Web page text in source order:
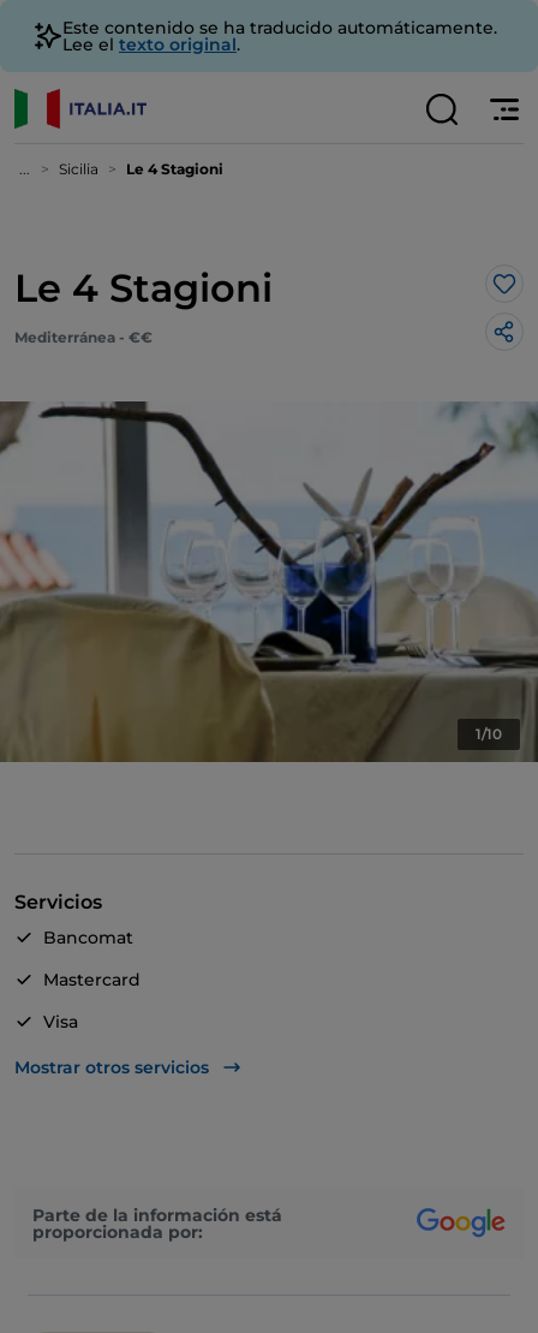
Este contenido se ha traducido automáticamente.
Lee el texto original.
... Sicilia Le 4 Stagioni
Le 4 Stagioni Me
Mediterránea - €€
1/10
Servicios
Bancomat
Mastercard
Visa
Acceso para inválidos
Mostrar otros servicios
Parte de la información está
proporcionada por: